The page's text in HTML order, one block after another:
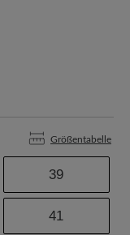
Größentabelle
39
41